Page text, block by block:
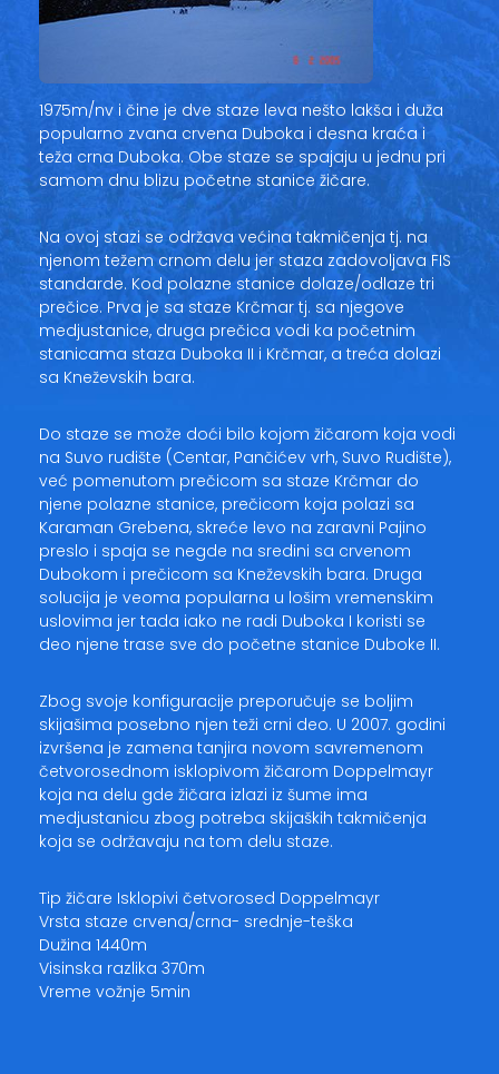
1975m/nv i čine je dve staze leva nešto lakša i duža
popularno zvana crvena Duboka i desna kraća i
teža crna Duboka. Obe staze se spajaju u jednu pri
samom dnu blizu početne stanice žičare.
Na ovoj stazi se održava većina takmičenja tj. na
njenom težem crnom delu jer staza zadovoljava FIS
standarde. Kod polazne stanice dolaze/odlaze tri
prečice. Prva je sa staze Krčmar tj. sa njegove
medjustanice, druga prečica vodi ka početnim
stanicama staza Duboka II i Krčmar, a treća dolazi
sa Kneževskih bara.
Do staze se može doći bilo kojom žičarom koja vodi
na Suvo rudište (Centar, Pančićev vrh, Suvo Rudište),
već pomenutom prečicom sa staze Krčmar do
njene polazne stanice, prečicom koja polazi sa
Karaman Grebena, skreće levo na zaravni Pajino
preslo i spaja se negde na sredini sa crvenom
Dubokom i prečicom sa Kneževskih bara. Druga
solucija je veoma popularna u lošim vremenskim
uslovima jer tada iako ne radi Duboka I koristi se
deo njene trase sve do početne stanice Duboke II.
Zbog svoje konfiguracije preporučuje se boljim
skijašima posebno njen teži crni deo. U 2007. godini
izvršena je zamena tanjira novom savremenom
četvorosednom isklopivom žičarom Doppelmayr
koja na delu gde žičara izlazi iz šume ima
medjustanicu zbog potreba skijaških takmičenja
koja se održavaju na tom delu staze.
Tip žičare Isklopivi četvorosed Doppelmayr
Vrsta staze crvena/crna- srednje-teška
Dužina 1440m
Visinska razlika 370m
Vreme vožnje 5min